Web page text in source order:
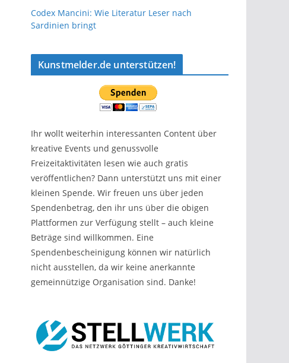
Codex Mancini: Wie Literatur Leser nach
Sardinien bringt
Kunstmelder.de unterstützen!
Ihr wollt weiterhin interessanten Content über
kreative Events und genussvolle
Freizeitaktivitäten lesen wie auch gratis
veröffentlichen? Dann unterstützt uns mit einer
kleinen Spende. Wir freuen uns über jeden
Spendenbetrag, den ihr uns über die obigen
Plattformen zur Verfügung stellt – auch kleine
Beträge sind willkommen. Eine
Spendenbescheinigung können wir natürlich
nicht ausstellen, da wir keine anerkannte
gemeinnützige Organisation sind. Danke!